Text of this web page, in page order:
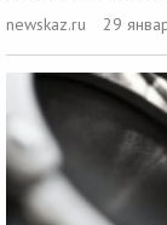
newskaz.ru
29